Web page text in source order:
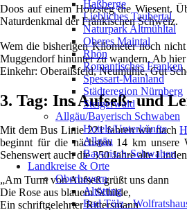
Doos auf einem Holzsteg die Wiesent.
Naturdenkmal der Fränkischen Schweiz.
Wem die bisherigen Kilometer noch
Muggendorf hinunter zu wandern. Ab
Einkehr: Oberailsfeld, Neumühle, Gut
3. Tag: Ins Aufseß- und
Mit dem Bus Linie 221 fahren wir nach
beginnt für die nächsten 14 km unsere
Sehenswert auch die 350 Jahre alte
„Am Turm von Aufseß grüßt uns dann
Die Rose aus blauem Schilde,
Ein schriftgelehrter Rittersmann
Haßberge
Liebliches Taubertal
Naturpark Altmühltal
Oberes Maintal
Rhön
Romantisches Franken
Spessart-Mainland
Städteregion Nürnberg
Steigerwald
Allgäu/Bayerisch Schwaben
Hotels/Unterkünfte
Allgäu
Bayerisch-Schwaben
Landkreise & Orte
Oberbayern
Altötting
Bad Tölz -